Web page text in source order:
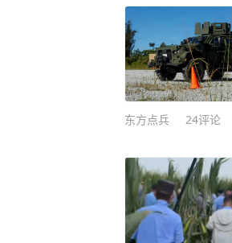
东方点兵 24评论